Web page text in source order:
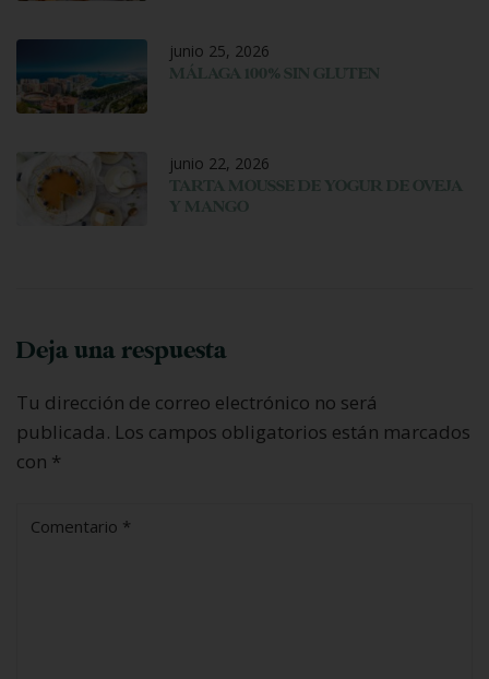
junio 25, 2026
MÁLAGA 100% SIN GLUTEN
junio 22, 2026
TARTA MOUSSE DE YOGUR DE OVEJA
Y MANGO
Deja una respuesta
Tu dirección de correo electrónico no será
publicada. Los campos obligatorios están marcados
con *